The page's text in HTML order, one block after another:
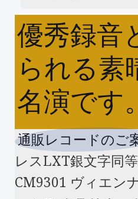
優秀録音
られる素
名演です。
通販レコードのご
レスLXT銀文字同
CM9301 ヴィエン